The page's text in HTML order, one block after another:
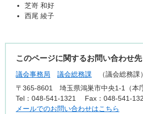
芝嵜 和好
西尾 綾子
このページに関するお問い合わせ先
議会事務局 議会総務課
議会総務課
〒365-8601
埼玉県鴻巣市中央1-1（本
Tel：048-541-1321
Fax：048-541-
メールでのお問い合わせはこちら